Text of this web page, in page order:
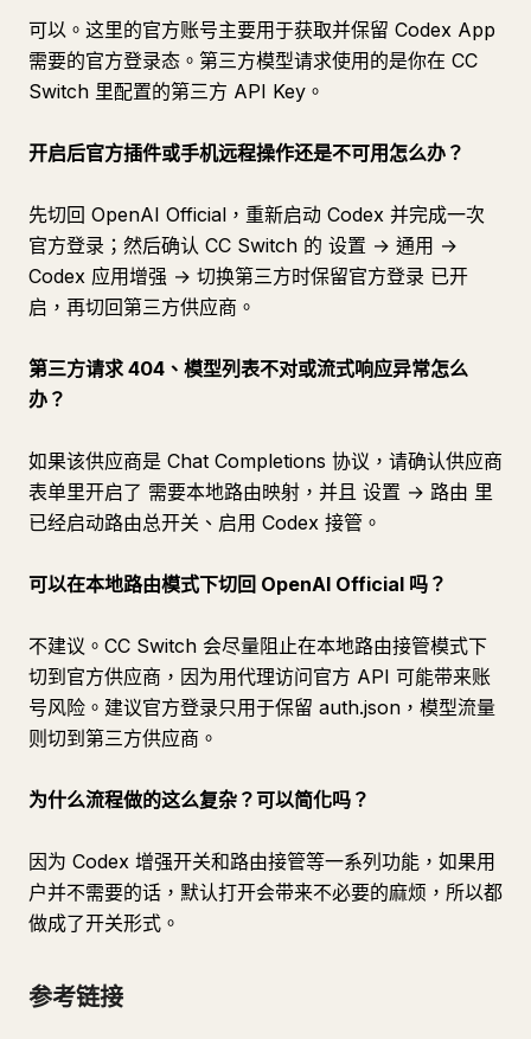
可以。这里的官方账号主要用于获取并保留 Codex App
需要的官方登录态。第三方模型请求使用的是你在 CC
Switch 里配置的第三方 API Key。
开启后官方插件或手机远程操作还是不可用怎么办？
先切回 OpenAI Official，重新启动 Codex 并完成一次
官方登录；然后确认 CC Switch 的 设置 → 通用 →
Codex 应用增强 → 切换第三方时保留官方登录 已开
启，再切回第三方供应商。
第三方请求 404、模型列表不对或流式响应异常怎么
办？
如果该供应商是 Chat Completions 协议，请确认供应商
表单里开启了 需要本地路由映射，并且 设置 → 路由 里
已经启动路由总开关、启用 Codex 接管。
可以在本地路由模式下切回 OpenAI Official 吗？
不建议。CC Switch 会尽量阻止在本地路由接管模式下
切到官方供应商，因为用代理访问官方 API 可能带来账
号风险。建议官方登录只用于保留 auth.json，模型流量
则切到第三方供应商。
为什么流程做的这么复杂？可以简化吗？
因为 Codex 增强开关和路由接管等一系列功能，如果用
户并不需要的话，默认打开会带来不必要的麻烦，所以都
做成了开关形式。
参考链接